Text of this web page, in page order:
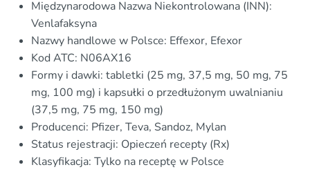
Międzynarodowa Nazwa Niekontrolowana (INN):
Venlafaksyna
Nazwy handlowe w Polsce: Effexor, Efexor
Kod ATC: N06AX16
Formy i dawki: tabletki (25 mg, 37,5 mg, 50 mg, 75
mg, 100 mg) i kapsułki o przedłużonym uwalnianiu
(37,5 mg, 75 mg, 150 mg)
Producenci: Pfizer, Teva, Sandoz, Mylan
Status rejestracji: Opieczeń recepty (Rx)
Klasyfikacja: Tylko na receptę w Polsce